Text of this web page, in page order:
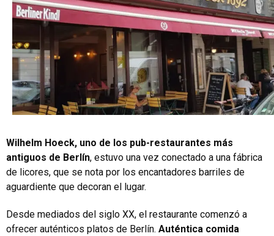
Wilhelm Hoeck, uno de los pub-restaurantes más
antiguos de Berlín, estuvo una vez conectado a una fábrica
de licores, que se nota por los encantadores barriles de
aguardiente que decoran el lugar.
Desde mediados del siglo XX, el restaurante comenzó a
ofrecer auténticos platos de Berlín. Auténtica comida